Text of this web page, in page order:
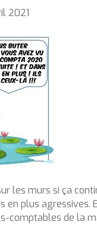
2021
les murs si ça
en plus agressives.
comptables de la